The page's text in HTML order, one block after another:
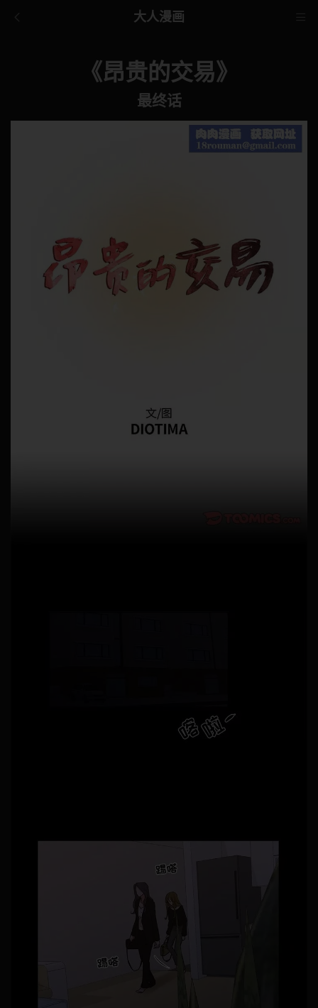
大人漫画
《昂贵的交易》
最终话